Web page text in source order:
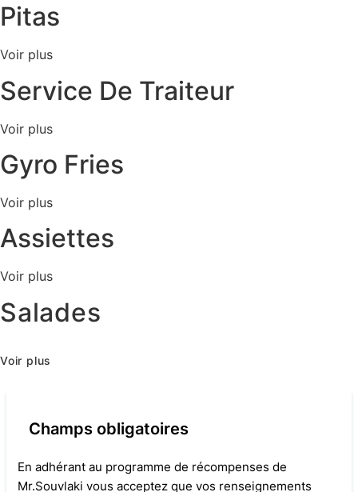
Pitas
Voir plus
Service De Traiteur
Voir plus
Gyro Fries
Voir plus
Assiettes
Voir plus
Salades
Voir plus